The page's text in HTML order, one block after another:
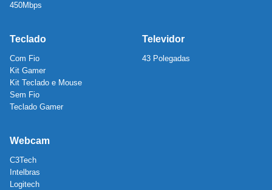
450Mbps
Teclado
Com Fio
Kit Gamer
Kit Teclado e Mouse
Sem Fio
Teclado Gamer
Televidor
43 Polegadas
Webcam
C3Tech
Intelbras
Logitech